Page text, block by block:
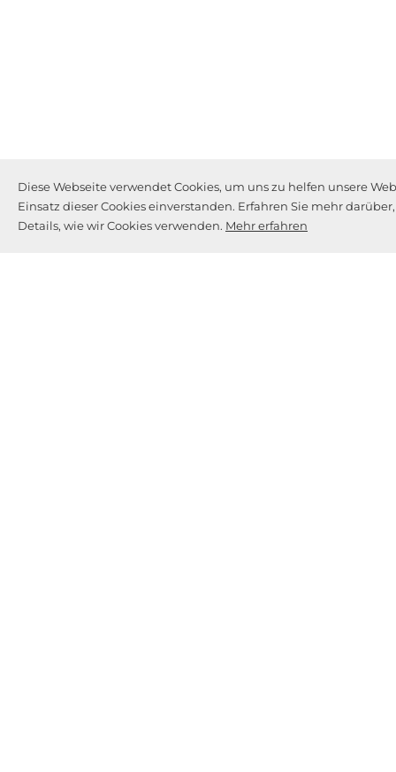
Diese Webseite verwendet Cookies, um uns zu helfen unsere
Einsatz dieser Cookies einverstanden. Erfahren Sie mehr
Details, wie wir Cookies verwenden. Mehr erfahren